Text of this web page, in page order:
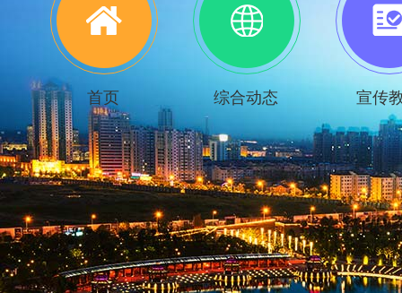
首页 综合动态 宣传